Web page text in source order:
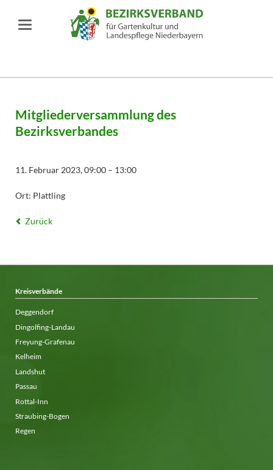
Mitgliederversammlung des
Bezirksverbandes
11. Februar 2023, 09:00 – 13:00
Ort: Plattling
Zurück
Kreisverbände
Deggendorf
Dingolfing-Landau
Freyung-Grafenau
Kelheim
Landshut
Passau
Rottal-Inn
Straubing-Bogen
Regen